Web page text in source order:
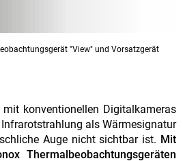
"View" und Vorsatzgerät
konventionellen Digitalkameras
als Wärmesignatur
Auge nicht sichtbar ist. Mit
Thermalbeobachtungsgeräten